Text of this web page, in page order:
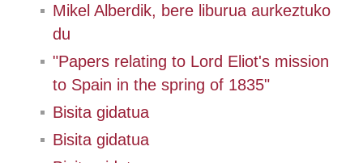
Mikel Alberdik, bere liburua aurkeztuko
du
"Papers relating to Lord Eliot's mission
to Spain in the spring of 1835"
Bisita gidatua
Bisita gidatua